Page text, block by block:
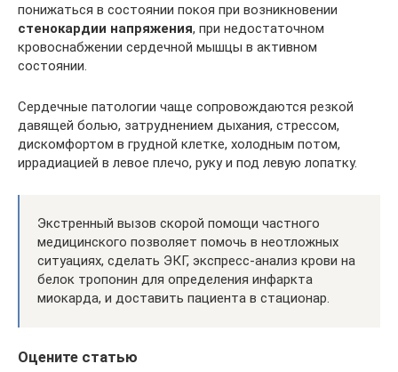
понижаться в состоянии покоя при возникновении
стенокардии напряжения, при недостаточном
кровоснабжении сердечной мышцы в активном
состоянии.
Сердечные патологии чаще сопровождаются резкой
давящей болью, затруднением дыхания, стрессом,
дискомфортом в грудной клетке, холодным потом,
иррадиацией в левое плечо, руку и под левую лопатку.
Экстренный вызов скорой помощи частного
медицинского позволяет помочь в неотложных
ситуациях, сделать ЭКГ, экспресс-анализ крови на
белок тропонин для определения инфаркта
миокарда, и доставить пациента в стационар.
Оцените статью